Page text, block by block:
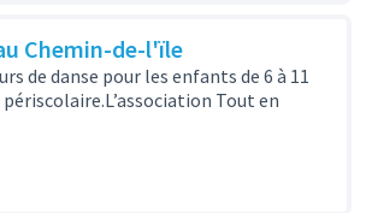
Chemin-de-l'ïle
de danse pour les enfants de 6 à 11
Tout en